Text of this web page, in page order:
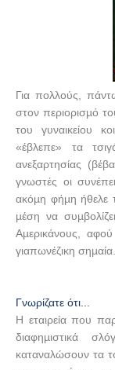
Για πολλούς,
στον περιορισµό
του γυναικείου
«έβλεπε» τα
ανεξαρτησίας
γνωστές οι
ακόµη φήµη ήθελε
µέση να
Αµερικάνους,
γιαπωνέζικη σηµαία.
Γνωρίζατε ότι...
Η εταιρεία που
διαφηµιστικά
καταναλώσουν τα